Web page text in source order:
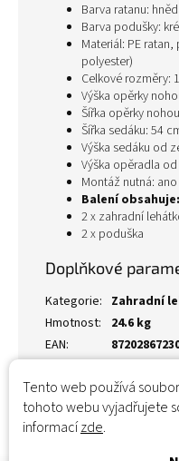
Tento web používá
tohoto webu vyjadřujete
informacízde.
Barva ratanu:
Barva podušky:
Materiál: PE
polyester)
Celkové rozměry:
Výška opěrky
Šířka opěrky
Šířka sedáku: 54
Výška sedáku od
Výška opěradla
Montáž nutná: ano
Balení obsahuje:
2 x zahradní
2 x poduška
Doplňkové
Kategorie: Zahradní
Hmotnost:
24.6 kg
EAN: